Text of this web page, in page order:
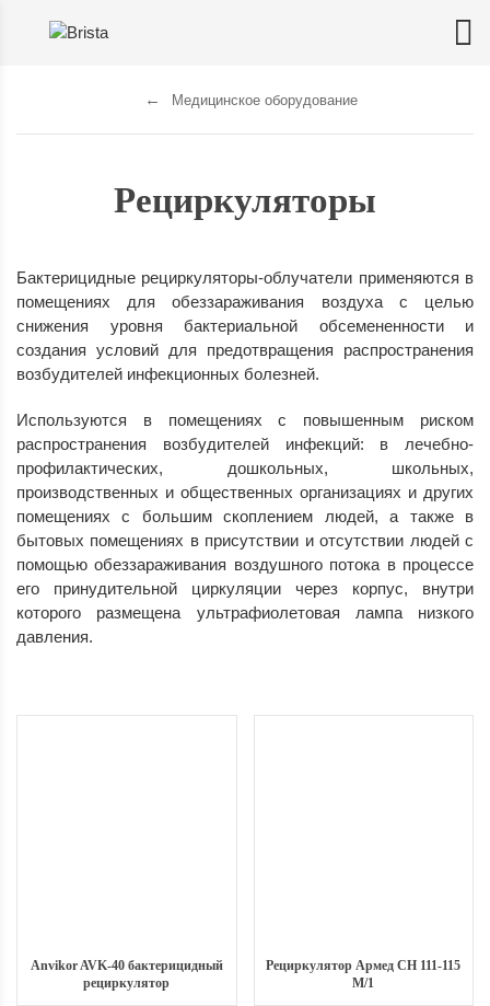
Медицинское оборудование
Рециркуляторы
Бактерицидные рециркуляторы-облучатели применяются в
помещениях для обеззараживания воздуха с целью
снижения уровня бактериальной обсемененности и
создания условий для предотвращения распространения
возбудителей инфекционных болезней.
Используются в помещениях с повышенным риском
распространения возбудителей инфекций: в лечебно-
профилактических, дошкольных, школьных,
производственных и общественных организациях и других
помещениях с большим скоплением людей, а также в
бытовых помещениях в присутствии и отсутствии людей с
помощью обеззараживания воздушного потока в процессе
его принудительной циркуляции через корпус, внутри
которого размещена ультрафиолетовая лампа низкого
давления.
Anvikor AVK-40 бактерицидный
рециркулятор
Рециркулятор Армед CH 111-115
М/1